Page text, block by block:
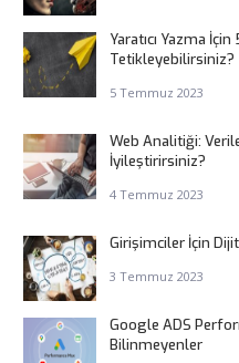
Yaratıcı Yazma
Tetikleyebilirsiniz?
5 Temmuz 2023
Web Analitiği:
İyileştirirsiniz?
4 Temmuz 2023
Girişimciler İçin
3 Temmuz 2023
Google ADS
Bilinmeyenler